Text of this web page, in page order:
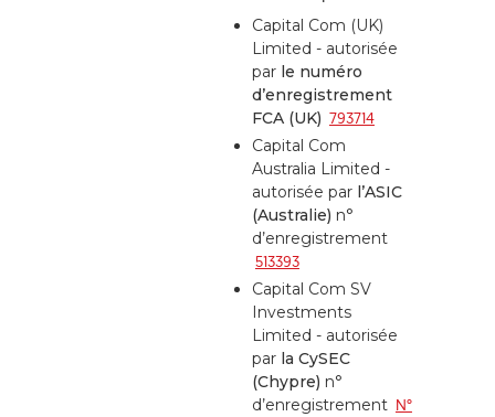
Capital Com (UK)
Limited - autorisée
par le numéro
d’enregistrement
FCA (UK) 793714
Capital Com
Australia Limited -
autorisée par l’ASIC
(Australie) n°
d’enregistrement
513393
Capital Com SV
Investments
Limited - autorisée
par la CySEC
(Chypre) n°
d’enregistrement N°